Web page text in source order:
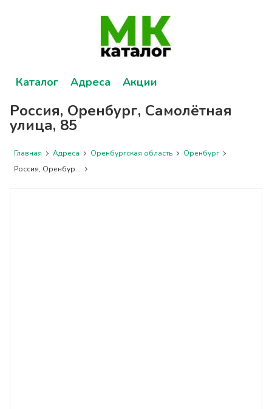
Каталог Адреса Акции
Россия, Оренбург, Самолётная
улица, 85
Главная Адреса Оренбургская область
Оренбург
Россия, Оренбур...